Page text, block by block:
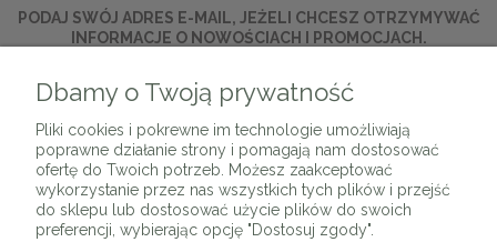
PODAJ SWÓJ ADRES E-MAIL, JEŻELI CHCESZ OTRZYMYWAĆ
INFORMACJE O NOWOŚCIACH I PROMOCJACH.
Dbamy o Twoją prywatność
Pliki cookies i pokrewne im technologie umożliwiają
poprawne działanie strony i pomagają nam dostosować
ofertę do Twoich potrzeb. Możesz zaakceptować
wykorzystanie przez nas wszystkich tych plików i przejść
do sklepu lub dostosować użycie plików do swoich
preferencji, wybierając opcję "Dostosuj zgody".